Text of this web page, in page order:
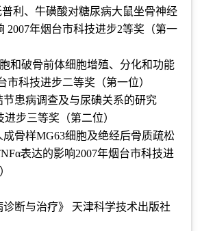
利、牛磺酸对糖尿病大鼠坐骨神经
2007年烟台市科技进步2等奖（第一
和破骨前体细胞增殖、分化和功能
市科技进步二等奖（第一位）
节患病调查及与尿碘关系的研究
进步三等奖（第二位）
骨样MG63细胞及绝经后骨质疏松
表达的影响2007年烟台市科技进
断与治疗》 天津科学技术出版社